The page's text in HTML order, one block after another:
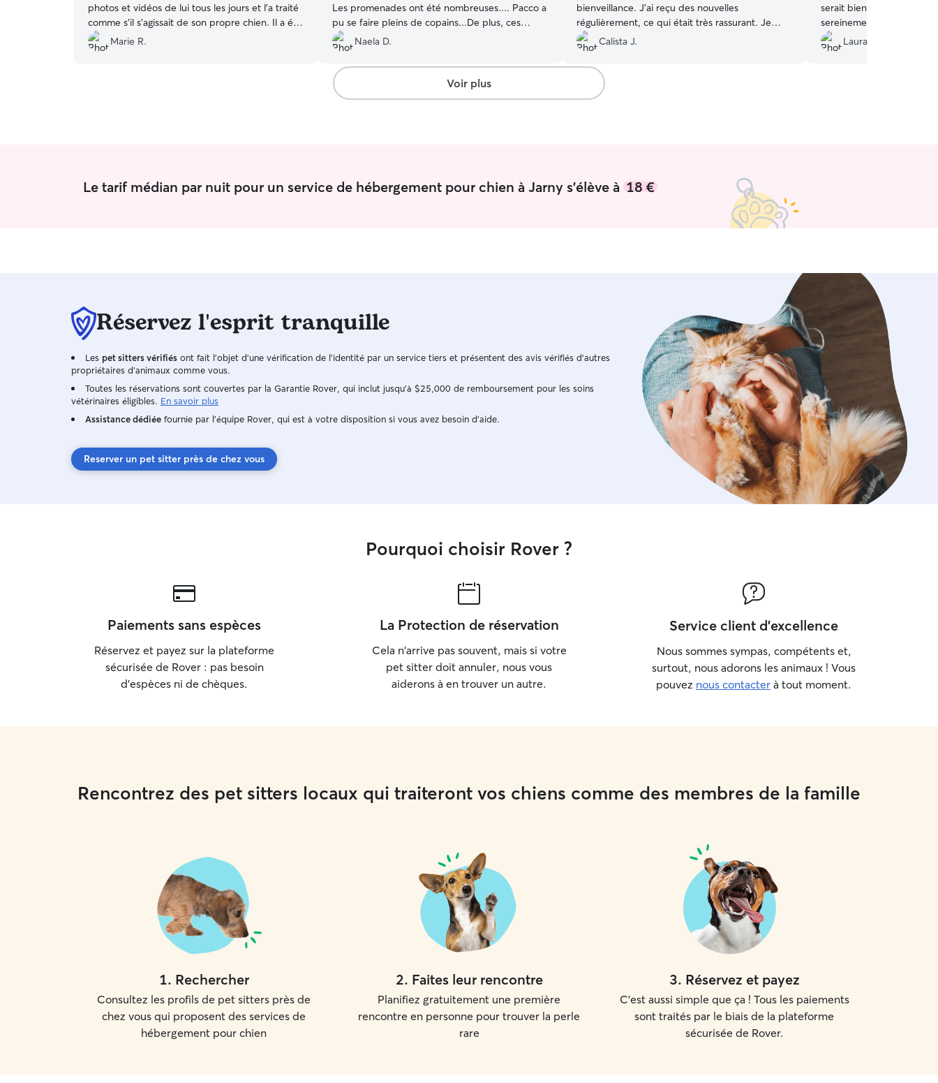
photos et vidéos de lui tous les jours et l’a traité
comme s’il s’agissait de son propre chien. Il a été
très bien accueilli au sein de sa famille et a
beaucoup joué avec son chien Terry. Il a eu droit
Marie R.
Les promenades ont été nombreuses.... Pacco a
pu se faire pleins de copains...De plus, ces
photos et vidéos au long du séjour, on été très
apprécié.... Je recommande et je
recommencerai.... 👌”
Naela D.
bienveillance. J’ai reçu des nouvelles
régulièrement, ce qui était très rassurant. Je
recommande à 100 % et je n’hésiterai pas à
refaire appel à vous.
Calista J.
serait bien. L'accueil a
sereinement et ai reçu
régulières !
Laura P.
Voir plus
Le tarif médian par nuit pour un service de hébergement pour chien à Jarny s'élève à18 €
Réservez l'esprit tranquille
Les pet sitters vérifiés ont fait l'objet d'une vérification de l'identité par un service tiers et présentent des avis vérifiés d'autres
propriétaires d'animaux comme vous.
Toutes les réservations sont couvertes par la Garantie Rover, qui inclut jusqu'à $25,000 de remboursement pour les soins
vétérinaires éligibles. En savoir plus
Assistance dédiée fournie par l'équipe Rover, qui est à votre disposition si vous avez besoin d'aide.
Reserver un pet sitter près de chez vous
Pourquoi choisir Rover ?
Paiements sans espèces
Réservez et payez sur la plateforme
sécurisée de Rover : pas besoin
d'espèces ni de chèques.
La Protection de réservation
Cela n'arrive pas souvent, mais si votre
pet sitter doit annuler, nous vous
aiderons à en trouver un autre.
Service client d'excellence
Nous sommes sympas, compétents et,
surtout, nous adorons les animaux ! Vous
pouvez nous contacter à tout moment.
Rencontrez des pet sitters locaux qui traiteront vos chiens comme des membres de la famille
1. Rechercher
Consultez les profils de pet sitters près de
chez vous qui proposent des services de
hébergement pour chien
2. Faites leur rencontre
Planifiez gratuitement une première
rencontre en personne pour trouver la perle
rare
3. Réservez et payez
C'est aussi simple que ça ! Tous les paiements
sont traités par le biais de la plateforme
sécurisée de Rover.